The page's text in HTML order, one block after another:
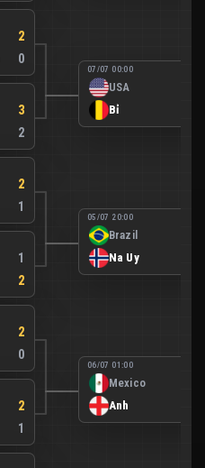
2
0
3
2
2
1
1
2
2
0
2
1
07/07 00:00
USA
Bỉ
05/07 20:00
Brazil
Na Uy
06/07 01:00
Mexico
Anh